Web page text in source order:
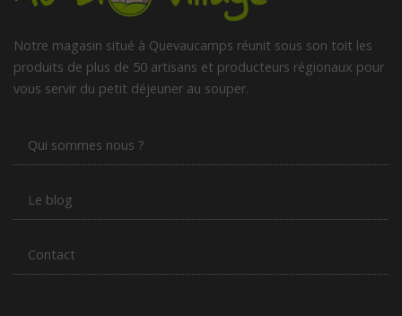
Notre magasin situé à Quevaucamps réunit sous son toit les
produits de plus de 50 artisans et producteurs régionaux pour
vous servir du petit déjeuner au souper.
Qui sommes nous ?
Le blog
Contact